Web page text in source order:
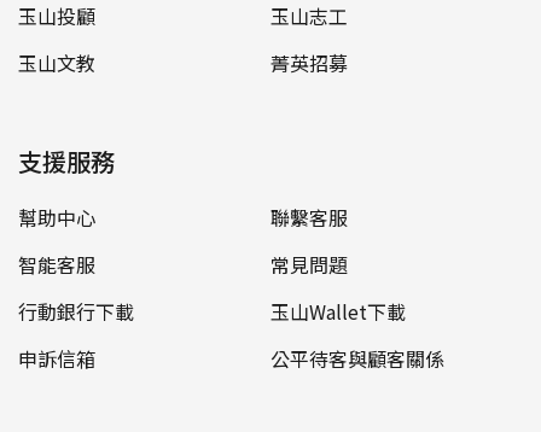
玉山投顧
玉山志工
玉山文教
菁英招募
支援服務
幫助中心
聯繫客服
智能客服
常見問題
行動銀行下載
玉山Wallet下載
申訴信箱
公平待客與顧客關係